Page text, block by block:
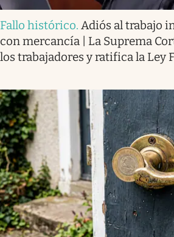
Fallo histórico. Adiós al trabajo
con mercancía | La Suprema
los trabajadores y ratifica la Ley